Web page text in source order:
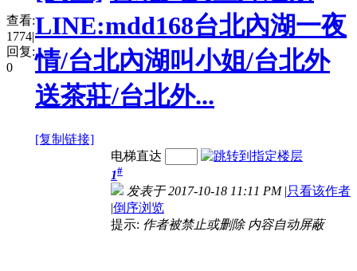
查看:
1774|
回复:
0
LINE:mdd168台北內湖一夜
情/台北內湖叫小姐/台北外
送茶莊/台北外...
[复制链接]
电梯直达
1#
发表于 2017-10-18 11:11 PM |只看该作者
|倒序浏览
提示: 作者被禁止或删除 内容自动屏蔽